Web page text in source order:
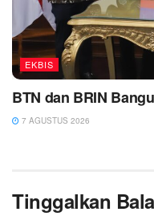
EKBIS
BTN dan BRIN
7 AGUSTUS 2026
Tinggalkan